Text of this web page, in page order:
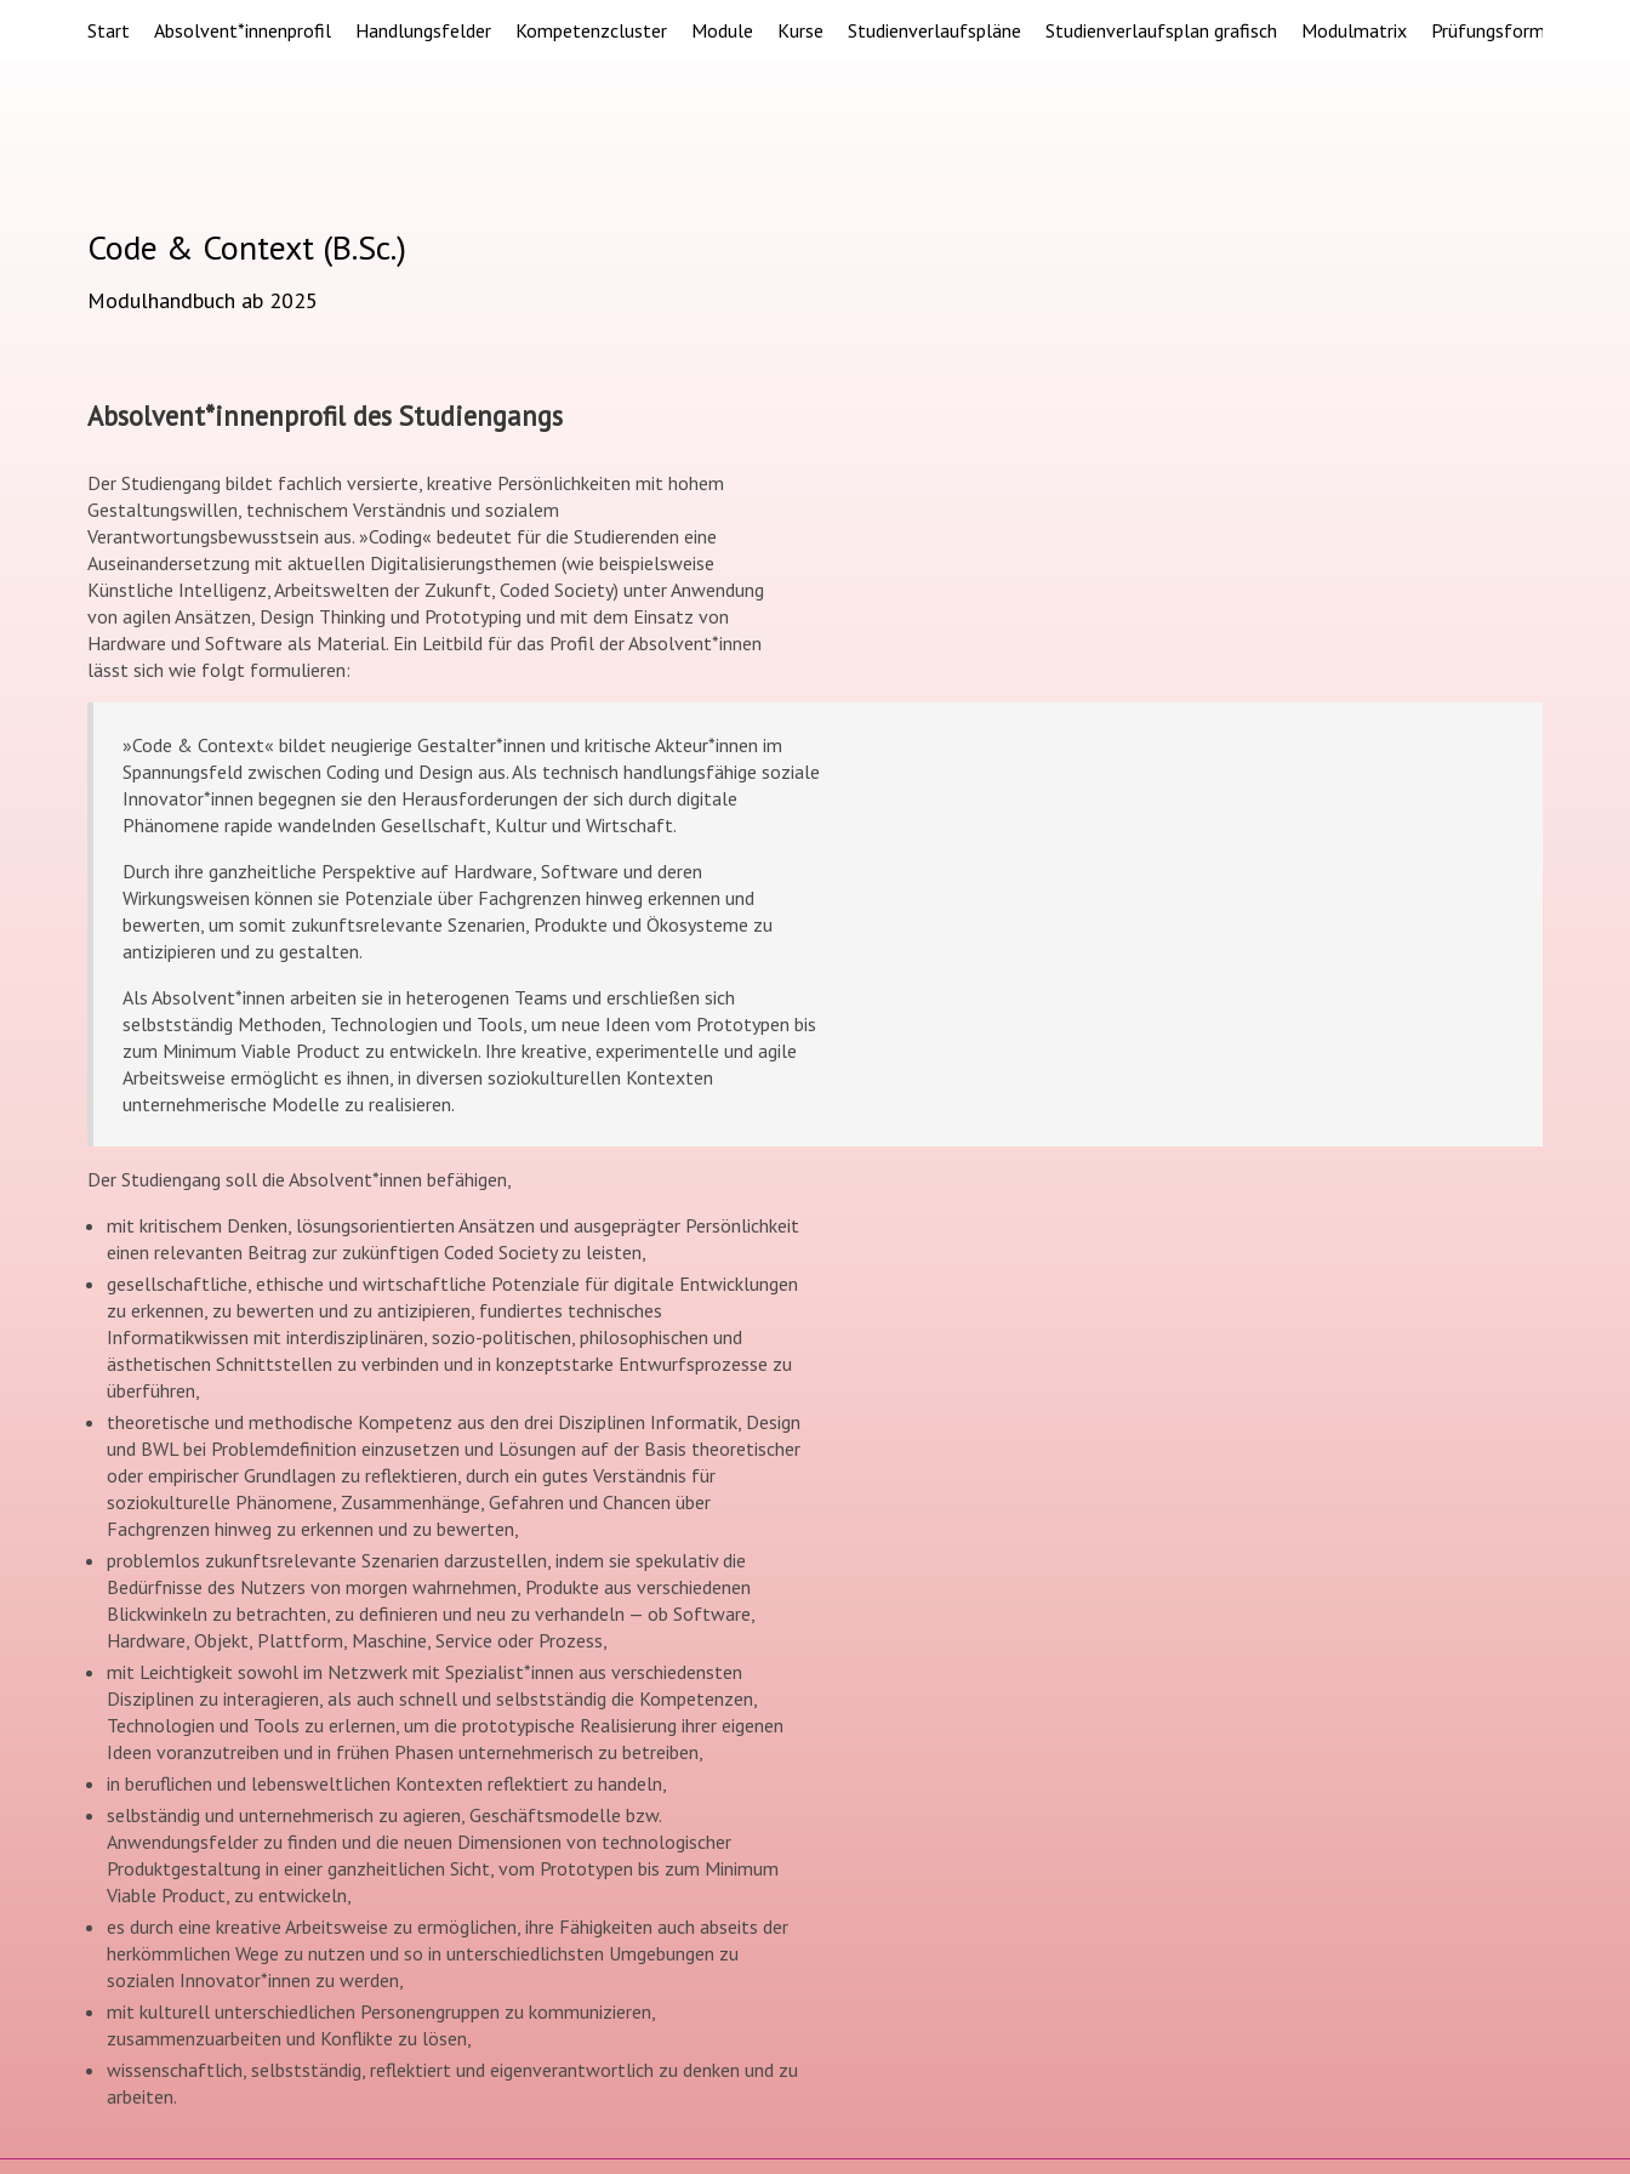
Start Absolvent*innenprofil Handlungsfelder Kompetenzcluster Module Kurse Studienverlaufspläne Studienverlaufsplan grafisch Modulmatrix Prüfungsformen
Code & Context (B.Sc.)
Modulhandbuch ab 2025
Absolvent*innenprofil des Studiengangs
Der Studiengang bildet fachlich versierte, kreative Persönlichkeiten mit hohem
Gestaltungswillen, technischem Verständnis und sozialem
Verantwortungsbewusstsein aus. »Coding« bedeutet für die Studierenden eine
Auseinandersetzung mit aktuellen Digitalisierungsthemen (wie beispielsweise
Künstliche Intelligenz, Arbeitswelten der Zukunft, Coded Society) unter Anwendung
von agilen Ansätzen, Design Thinking und Prototyping und mit dem Einsatz von
Hardware und Software als Material. Ein Leitbild für das Profil der Absolvent*innen
lässt sich wie folgt formulieren:
»Code & Context« bildet neugierige Gestalter*innen und kritische Akteur*innen im
Spannungsfeld zwischen Coding und Design aus. Als technisch handlungsfähige soziale
Innovator*innen begegnen sie den Herausforderungen der sich durch digitale
Phänomene rapide wandelnden Gesellschaft, Kultur und Wirtschaft.
Durch ihre ganzheitliche Perspektive auf Hardware, Software und deren
Wirkungsweisen können sie Potenziale über Fachgrenzen hinweg erkennen und
bewerten, um somit zukunftsrelevante Szenarien, Produkte und Ökosysteme zu
antizipieren und zu gestalten.
Als Absolvent*innen arbeiten sie in heterogenen Teams und erschließen sich
selbstständig Methoden, Technologien und Tools, um neue Ideen vom Prototypen bis
zum Minimum Viable Product zu entwickeln. Ihre kreative, experimentelle und agile
Arbeitsweise ermöglicht es ihnen, in diversen soziokulturellen Kontexten
unternehmerische Modelle zu realisieren.
Der Studiengang soll die Absolvent*innen befähigen,
mit kritischem Denken, lösungsorientierten Ansätzen und ausgeprägter Persönlichkeit
einen relevanten Beitrag zur zukünftigen Coded Society zu leisten,
gesellschaftliche, ethische und wirtschaftliche Potenziale für digitale Entwicklungen
zu erkennen, zu bewerten und zu antizipieren, fundiertes technisches
Informatikwissen mit interdisziplinären, sozio-politischen, philosophischen und
ästhetischen Schnittstellen zu verbinden und in konzeptstarke Entwurfsprozesse zu
überführen,
theoretische und methodische Kompetenz aus den drei Disziplinen Informatik, Design
und BWL bei Problemdefinition einzusetzen und Lösungen auf der Basis theoretischer
oder empirischer Grundlagen zu reflektieren, durch ein gutes Verständnis für
soziokulturelle Phänomene, Zusammenhänge, Gefahren und Chancen über
Fachgrenzen hinweg zu erkennen und zu bewerten,
problemlos zukunftsrelevante Szenarien darzustellen, indem sie spekulativ die
Bedürfnisse des Nutzers von morgen wahrnehmen, Produkte aus verschiedenen
Blickwinkeln zu betrachten, zu definieren und neu zu verhandeln — ob Software,
Hardware, Objekt, Plattform, Maschine, Service oder Prozess,
mit Leichtigkeit sowohl im Netzwerk mit Spezialist*innen aus verschiedensten
Disziplinen zu interagieren, als auch schnell und selbstständig die Kompetenzen,
Technologien und Tools zu erlernen, um die prototypische Realisierung ihrer eigenen
Ideen voranzutreiben und in frühen Phasen unternehmerisch zu betreiben,
in beruflichen und lebensweltlichen Kontexten reflektiert zu handeln,
selbständig und unternehmerisch zu agieren, Geschäftsmodelle bzw.
Anwendungsfelder zu finden und die neuen Dimensionen von technologischer
Produktgestaltung in einer ganzheitlichen Sicht, vom Prototypen bis zum Minimum
Viable Product, zu entwickeln,
es durch eine kreative Arbeitsweise zu ermöglichen, ihre Fähigkeiten auch abseits der
herkömmlichen Wege zu nutzen und so in unterschiedlichsten Umgebungen zu
sozialen Innovator*innen zu werden,
mit kulturell unterschiedlichen Personengruppen zu kommunizieren,
zusammenzuarbeiten und Konflikte zu lösen,
wissenschaftlich, selbstständig, reflektiert und eigenverantwortlich zu denken und zu
arbeiten.